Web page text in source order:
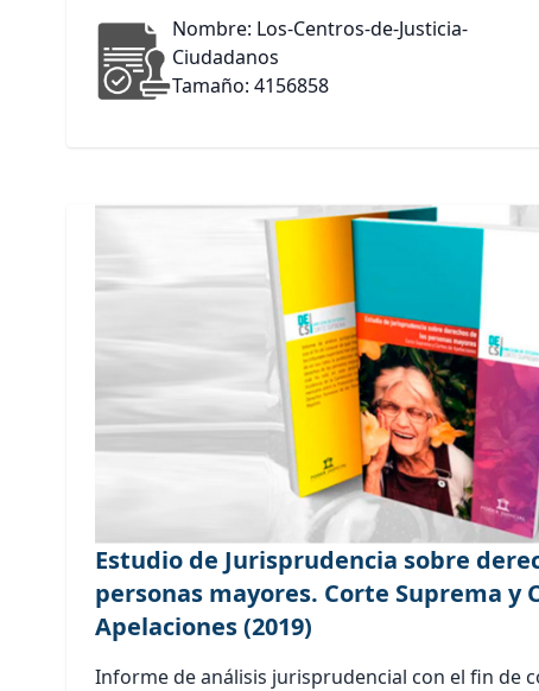
Nombre: Los-Centros-de-Justicia-
Ciudadanos
Tamaño: 4156858
Estudio de Jurisprudencia sobre
personas mayores. Corte Suprema y
Apelaciones (2019)
Informe de análisis jurisprudencial con el fin de